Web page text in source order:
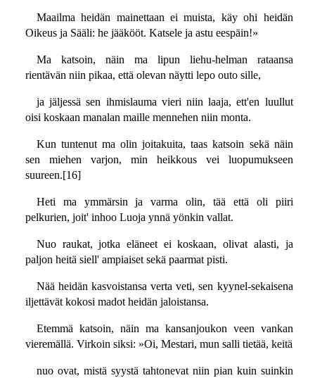
Maailma heidän mainettaan ei muista, käy ohi heidän
Oikeus ja Sääli: he jääkööt. Katsele ja astu eespäin!»
Ma katsoin, näin ma lipun liehu-helman rataansa
rientävän niin pikaa, että olevan näytti lepo outo sille,
ja jäljessä sen ihmislauma vieri niin laaja, ett'en luullut
oisi koskaan manalan maille mennehen niin monta.
Kun tuntenut ma olin joitakuita, taas katsoin sekä näin
sen miehen varjon, min heikkous vei luopumukseen
suureen.[16]
Heti ma ymmärsin ja varma olin, tää että oli piiri
pelkurien, joit' inhoo Luoja ynnä yönkin vallat.
Nuo raukat, jotka eläneet ei koskaan, olivat alasti, ja
paljon heitä siell' ampiaiset sekä paarmat pisti.
Nää heidän kasvoistansa verta veti, sen kyynel-sekaisena
iljettävät kokosi madot heidän jaloistansa.
Etemmä katsoin, näin ma kansanjoukon veen vankan
vieremällä. Virkoin siksi: »Oi, Mestari, mun salli tietää, keitä
nuo ovat, mistä syystä tahtonevat niin pian kuin suinkin